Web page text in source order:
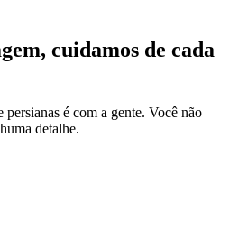
cuidamos de cada
é com a gente. Você não
detalhe.